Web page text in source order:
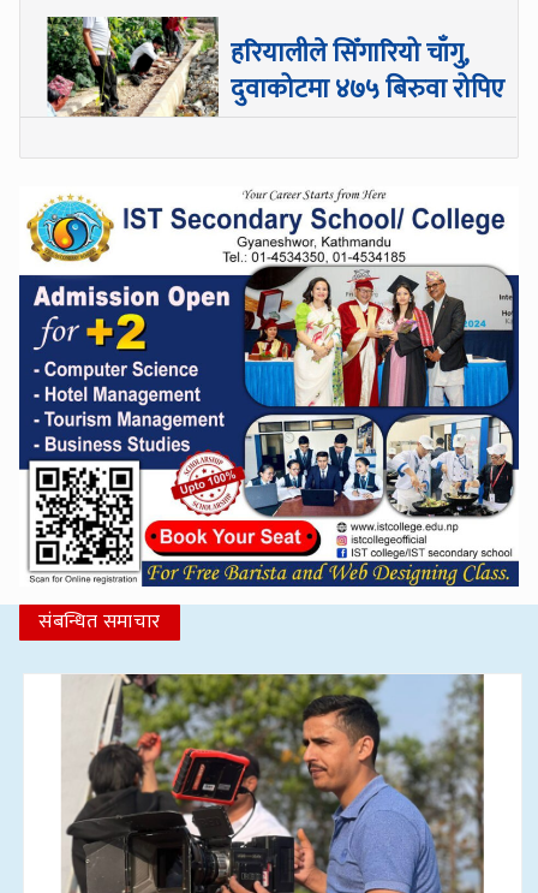
हरियालीले सिँगारियो चाँगु,
दुवाकोटमा ४७५ बिरुवा रोपिए
संबन्धित समाचार